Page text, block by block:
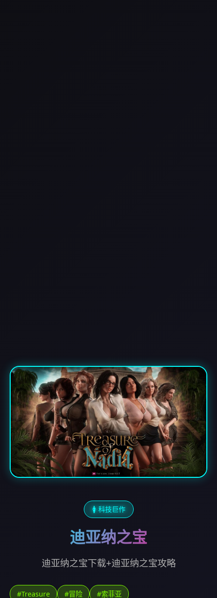
🚺 科技巨作
迪亚纳之宝
迪亚纳之宝下载+迪亚纳之宝攻略
#Treasure #冒险 #索菲亚